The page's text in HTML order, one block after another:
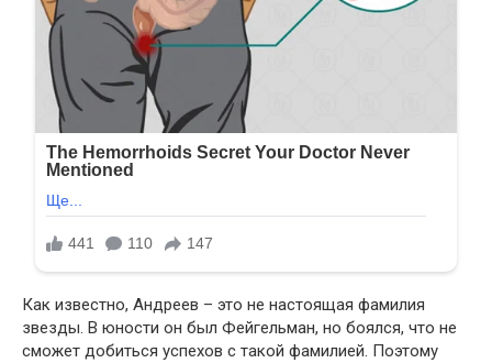
Как известно, Андреев – это не настоящая фамилия
звезды. В юности он был Фейгельман, но боялся, что не
сможет добиться успехов с такой фамилией. Поэтому